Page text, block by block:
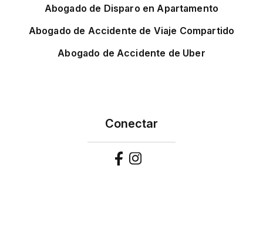
Abogado de Disparo en Apartamento
Abogado de Accidente de Viaje Compartido
Abogado de Accidente de Uber
Conectar